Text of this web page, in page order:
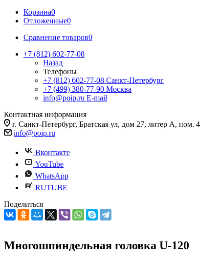
Корзина0
Отложенные0
Сравнение товаров0
+7 (812) 602-77-08
Назад
Телефоны
+7 (812) 602-77-08 Санкт-Петербург
+7 (499) 380-77-90 Москва
info@poip.ru E-mail
Контактная информация
г. Санкт-Петербург, Братская ул, дом 27, литер А, пом. 4
info@poip.ru
Вконтакте
YouTube
WhatsApp
RUTUBE
Поделиться
Многошпиндельная головка U-120